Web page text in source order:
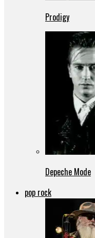
Prodigy
Depeche Mode
pop rock